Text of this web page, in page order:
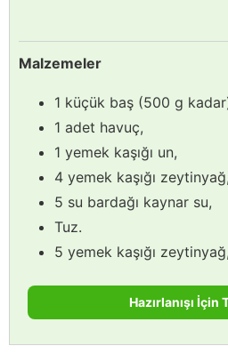
Malzemeler
1 küçük baş (500 g
1 adet havuç,
1 yemek kaşığı un,
4 yemek kaşığı zeytinyağ,
5 su bardağı kaynar su,
Tuz.
5 yemek kaşığı zeytinyağ,
Hazırlanışı İçin